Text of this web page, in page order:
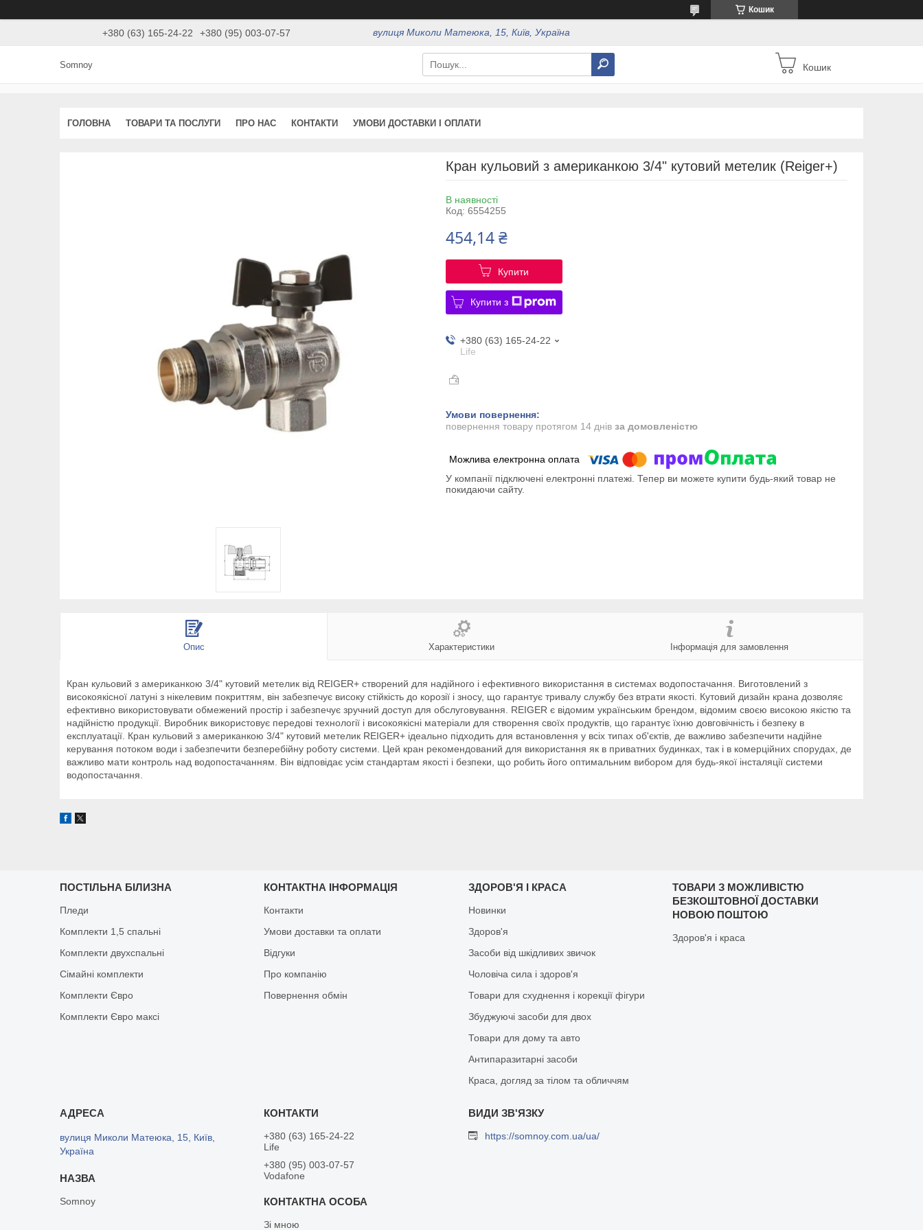
Кошик
+380 (63) 165-24-22 +380 (95) 003-07-57 вулиця Миколи Матеюка, 15, Київ, Україна
Somnoy Кошик
ГОЛОВНА ТОВАРИ ТА ПОСЛУГИ ПРО НАС КОНТАКТИ УМОВИ ДОСТАВКИ І ОПЛАТИ
Кран кульовий з американкою 3/4" кутовий метелик (Reiger+)
В наявності
Код: 6554255
454,14 ₴
Купити
Купити з
+380 (63) 165-24-22
Life
повернення товару протягом 14 днів за домовленістю
У компанії підключені електронні платежі. Тепер ви можете купити будь-який товар не
покидаючи сайту.
Опис Характеристики Інформація для замовлення
Кран кульовий з американкою 3/4" кутовий метелик від REIGER+ створений для надійного і ефективного використання в системах водопостачання. Виготовлений з
високоякісної латуні з нікелевим покриттям, він забезпечує високу стійкість до корозії і зносу, що гарантує тривалу службу без втрати якості. Кутовий дизайн крана дозволяє
ефективно використовувати обмежений простір і забезпечує зручний доступ для обслуговування. REIGER є відомим українським брендом, відомим своєю високою якістю та
надійністю продукції. Виробник використовує передові технології і високоякісні матеріали для створення своїх продуктів, що гарантує їхню довговічність і безпеку в
експлуатації. Кран кульовий з американкою 3/4" кутовий метелик REIGER+ ідеально підходить для встановлення у всіх типах об'єктів, де важливо забезпечити надійне
керування потоком води і забезпечити безперебійну роботу системи. Цей кран рекомендований для використання як в приватних будинках, так і в комерційних спорудах, де
важливо мати контроль над водопостачанням. Він відповідає усім стандартам якості і безпеки, що робить його оптимальним вибором для будь-якої інсталяції системи
водопостачання.
ПОСТІЛЬНА БІЛИЗНА
Пледи
Комплекти 1,5 спальні
Комплекти двухспальні
Сімайні комплекти
Комплекти Євро
Комплекти Євро максі
КОНТАКТНА ІНФОРМАЦІЯ
Контакти
Умови доставки та оплати
Відгуки
Про компанію
Повернення обмін
ЗДОРОВ'Я І КРАСА
Новинки
Здоров'я
Засоби від шкідливих звичок
Чоловіча сила і здоров'я
Товари для схуднення і корекції фігури
Збуджуючі засоби для двох
Товари для дому та авто
Антипаразитарні засоби
Краса, догляд за тілом та обличчям
ТОВАРИ З МОЖЛИВІСТЮ
БЕЗКОШТОВНОЇ ДОСТАВКИ
НОВОЮ ПОШТОЮ
Здоров'я і краса
вулиця Миколи Матеюка, 15, Київ,
Україна
Somnoy
+380 (63) 165-24-22
Life
+380 (95) 003-07-57
Vodafone
Зі мною
https://somnoy.com.ua/ua/